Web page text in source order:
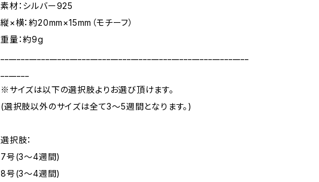
素材：シルバー925
縦×横：約20mm×15mm（モチーフ）
重量：約9g
※サイズは以下の選択肢よりお選び頂けます。
(選択肢以外のサイズは全て3～5週間となります。)
選択肢：
7号(3～4週間)
8号(3～4週間)